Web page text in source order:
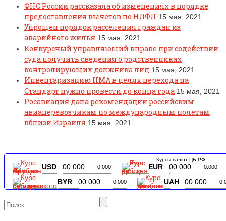
ФНС России рассказала об изменениях в порядке
предоставления вычетов по НДФЛ 15 мая, 2021
Упрощен порядок расселения граждан из
аварийного жилья 15 мая, 2021
Конкурсный управляющий вправе при содействии
суда получить сведения о родственниках
контролирующих должника лиц 15 мая, 2021
Инвентаризацию НМА в целях перехода на
Стандарт нужно провести до конца года 15 мая, 2021
Росавиация дала рекомендации российским
авиаперевозчикам по международным полетам
вблизи Израиля 15 мая, 2021
Курсы валют ЦБ РФ
USD 00.000 -0.000 EUR 00.000 -0.000
BYR 00.000 -0.000 UAH 00.000 -